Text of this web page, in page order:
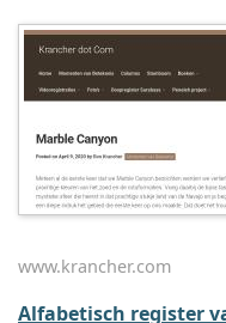
www.krancher.com
Alfabetisch register